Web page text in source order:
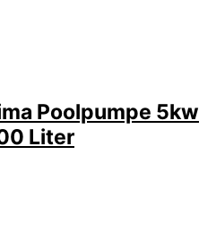
Poolpumpe 5kw
Liter